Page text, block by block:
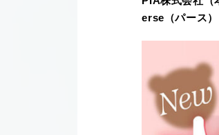
erse（パース